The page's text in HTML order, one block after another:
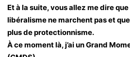
Et à la suite, vous allez me dire
libéralisme ne marchent pas et
plus de protectionnisme.
À ce moment là, j’ai un Grand